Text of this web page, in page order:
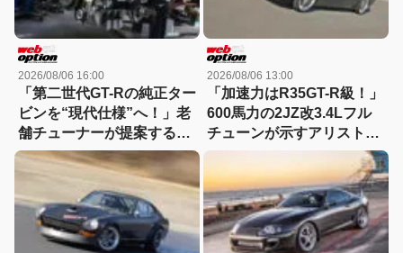
2026/08/06 16:00
「第二世代GT-Rの純正ター
ビンを“現代仕様”へ！」老
舗チューナーが提案する
RB26DETT再生プランの全
貌
2026/08/06 13:00
「加速力はR35GT-R級！」
600馬力の2JZ改3.4Lフル
チューンが示すアリストの
新世界